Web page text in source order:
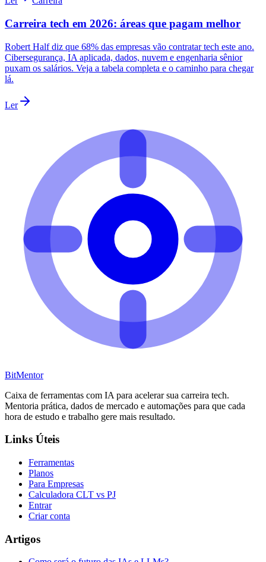
Carreira tech em 2026: áreas que pagam melhor
Robert Half diz que 68% das empresas vão contratar tech este ano.
Cibersegurança, IA aplicada, dados, nuvem e engenharia sênior
puxam os salários. Veja a tabela completa e o caminho para chegar
lá.
Ler
BitMentor
Caixa de ferramentas com IA para acelerar sua carreira tech.
Mentoria prática, dados de mercado e automações para que cada
hora de estudo e trabalho gere mais resultado.
Links Úteis
Ferramentas
Planos
Para Empresas
Calculadora CLT vs PJ
Entrar
Criar conta
Artigos